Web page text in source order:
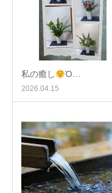
私の癒し Ὁ…
2026.04.15